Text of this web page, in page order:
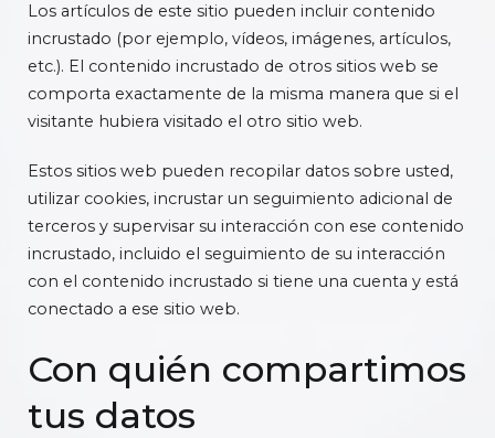
Los artículos de este sitio pueden incluir contenido
incrustado (por ejemplo, vídeos, imágenes, artículos,
etc.). El contenido incrustado de otros sitios web se
comporta exactamente de la misma manera que si el
visitante hubiera visitado el otro sitio web.
Estos sitios web pueden recopilar datos sobre usted,
utilizar cookies, incrustar un seguimiento adicional de
terceros y supervisar su interacción con ese contenido
incrustado, incluido el seguimiento de su interacción
con el contenido incrustado si tiene una cuenta y está
conectado a ese sitio web.
Con quién compartimos
tus datos